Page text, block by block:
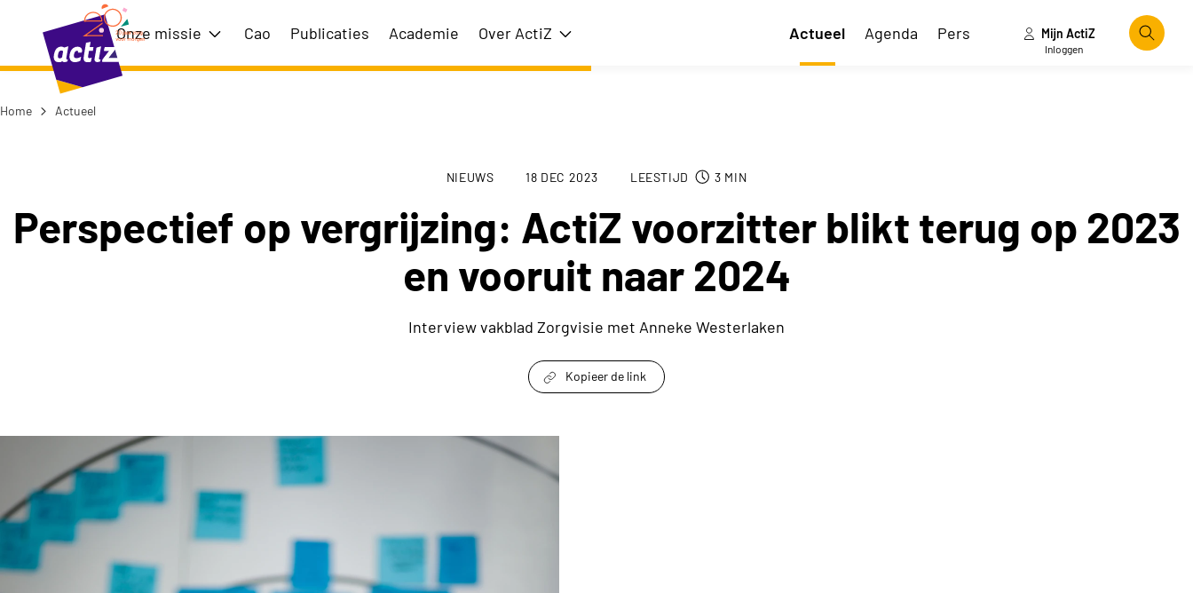
Naar hoofdinhoud
Naar menu
Naar de homepage
Onze missie Toon submenu voor Onze missie
Cao Publicaties Academie Over ActiZ Toon submenu voor Over ActiZ Actueel Agenda Pers Mijn ActiZ
Inloggen
Home Actueel
NIEUWS 18 DEC 2023 LEESTIJD 3 MIN
Perspectief op vergrijzing: ActiZ voorzitter blikt terug op 2023
en vooruit naar 2024
Interview vakblad Zorgvisie met Anneke Westerlaken
Kopieer de link
Perspectief op vergrijzing: ActiZ voorzitter blikt terug op 2023 en vooruit naar 2024 keyvisual